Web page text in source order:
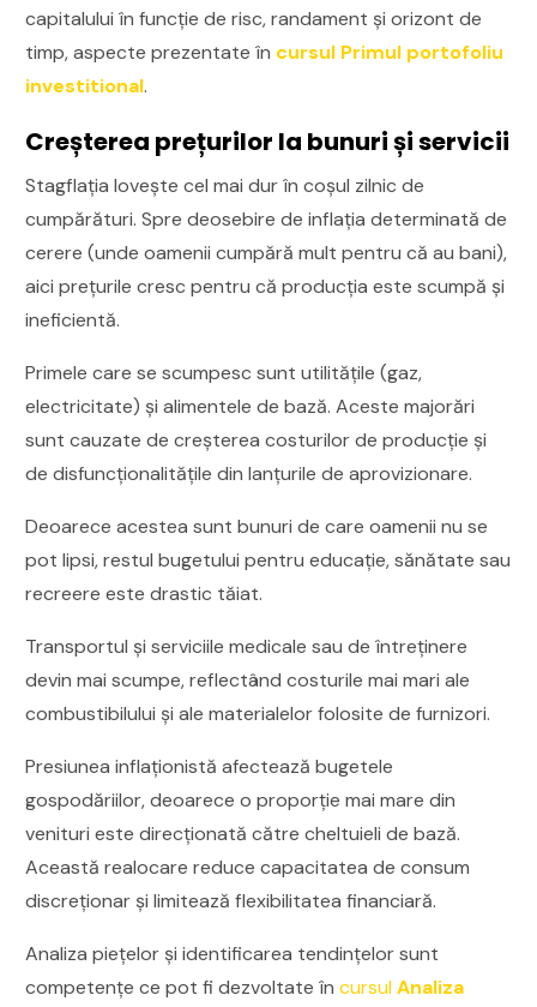
capitalului în funcție de risc, randament și orizont de
timp, aspecte prezentate în cursul Primul portofoliu
investitional.
Creșterea prețurilor la bunuri și servicii
Stagflația lovește cel mai dur în coșul zilnic de
cumpărături. Spre deosebire de inflația determinată de
cerere (unde oamenii cumpără mult pentru că au bani),
aici prețurile cresc pentru că producția este scumpă și
ineficientă.
Primele care se scumpesc sunt utilitățile (gaz,
electricitate) și alimentele de bază. Aceste majorări
sunt cauzate de creșterea costurilor de producție și
de disfuncționalitățile din lanțurile de aprovizionare.
Deoarece acestea sunt bunuri de care oamenii nu se
pot lipsi, restul bugetului pentru educație, sănătate sau
recreere este drastic tăiat.
Transportul și serviciile medicale sau de întreținere
devin mai scumpe, reflectând costurile mai mari ale
combustibilului și ale materialelor folosite de furnizori.
Presiunea inflaționistă afectează bugetele
gospodăriilor, deoarece o proporție mai mare din
venituri este direcționată către cheltuieli de bază.
Această realocare reduce capacitatea de consum
discreționar și limitează flexibilitatea financiară.
Analiza piețelor și identificarea tendințelor sunt
competențe ce pot fi dezvoltate în cursulAnaliza